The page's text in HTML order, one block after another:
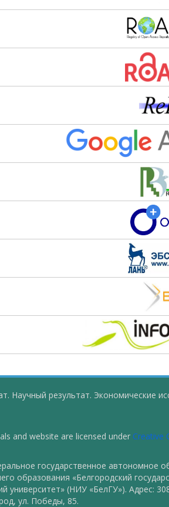
Научный результат. Экономические
and website are licensed under Creative
государственное автономное
образования «Белгородский
университет» (НИУ «БелГУ»). Адрес:
ул. Победы, 85.